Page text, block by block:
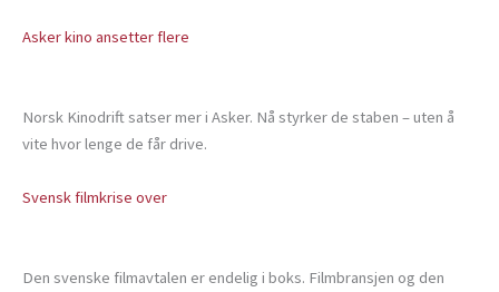
Asker kino ansetter flere
Norsk Kinodrift satser mer i Asker. Nå styrker de staben – uten å
vite hvor lenge de får drive.
Svensk filmkrise over
Den svenske filmavtalen er endelig i boks. Filmbransjen og den